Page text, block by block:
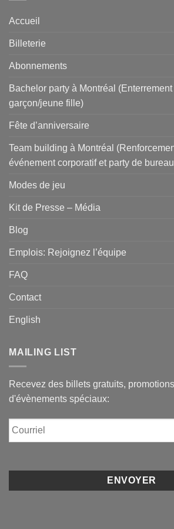
Accueil
Billeterie
Abonnements
Bachelor party à Montréal
garçon/jeune fille)
Fête d’anniversaire
Team building à Montréal
événement corporatif et party de
Modes de jeu
Kit de Presse – Média
Blog
Emplois: Rejoignez l’équipe
FAQ
Contact
English
MAILING LIST
Recevez des billets gratuits,
d'évènements spéciaux: